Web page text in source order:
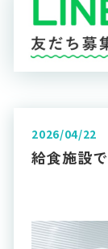
2026/04/22
給食施設